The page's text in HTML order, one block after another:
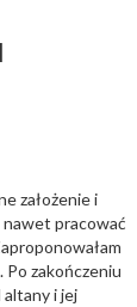
założenie i
nawet pracować
zakończeniu
altany i jej